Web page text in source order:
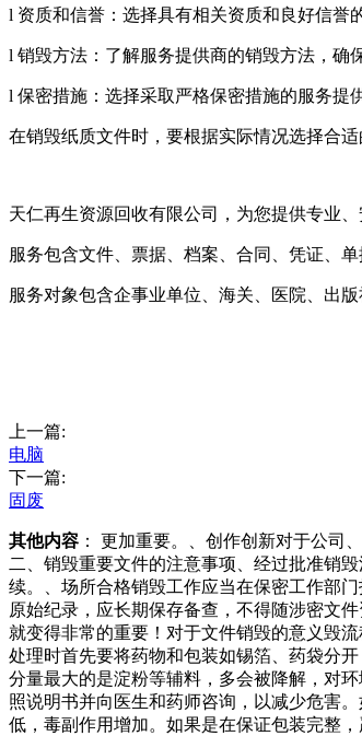
l 资质和信誉：选择具有相关资质和良好信誉
l 销毁方法：了解服务提供商的销毁方法，确
l 保密措施：选择采取严格保密措施的服务提
在销毁纸质文件时，要根据实际情况选择合
天仁再生资源回收有限公司，为您提供专业、
服务包含文件、票据、档案、合同、凭证、
服务对象包含企事业单位、海关、医院、出
上一篇:
电脑
下一篇:
固废
其他内容 ： 更加重要。、创作创新对于公司
二、销毁重要文件的注意事项、经过批准销
续。、场所合格销毁工作应当在保密工作部
原始纪录，应长期保存备查，不得随涉密文
就变得非常的重要！对于文件销毁的意义毁
处理时首先要将药物和包装如锡箔、药袋分
分量最大的是淀粉等辅料，多会被降解，对
照说明书并向医生和药师咨询，以减少危害
低，毒副作用增加。如果是在保证包装完整